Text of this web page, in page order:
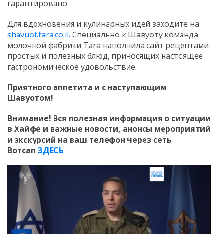
гарантировано.
Для вдохновения и кулинарных идей заходите на
shavuot.tara.co.il. Специально к Шавуоту команда
молочной фабрики Tara наполнила сайт рецептами
простых и полезных блюд, приносящих настоящее
гастрономическое удовольствие.
Приятного аппетита и с наступающим
Шавуотом!
Внимание! Вся полезная информация о ситуации
в Хайфе и важные новости, анонсы мероприятий
и экскурсий на ваш телефон через сеть
Вотсап ЗДЕСЬ